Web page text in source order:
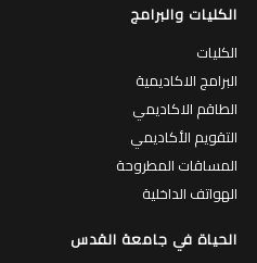
الكليات والبرامج
الكليات
البرامج الاكاديمية
الطاقم الاكاديمي
التقويم الأكاديمي
المساقات المطروحة
الهواتف الداخلية
الحياة في جامعة القدس